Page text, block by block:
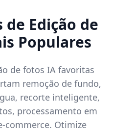
Edição de
Populares
de fotos IA favoritas
remoção de fundo,
recorte inteligente,
processamento em
commerce. Otimize